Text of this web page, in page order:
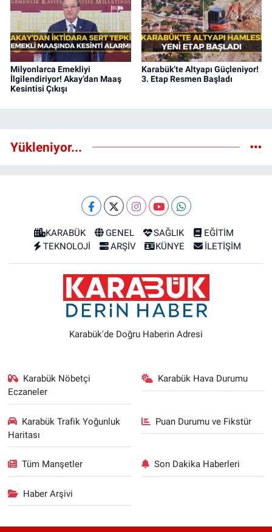
Milyonlarca Emekliyi
İlgilendiriyor! Akay’dan Maaş
Kesintisi Çıkışı
Karabük’te Altyapı Güçleniyor!
3. Etap Resmen Başladı
Yükleniyor...
KARABÜK GENEL SAĞLIK
EĞİTİM
TEKNOLOJİ
ARŞİV KÜNYE İLETİŞİM
Karabük'de Doğru Haberin Adresi
Karabük Nöbetçi
Eczaneler
Karabük Hava Durumu
Karabük Trafik Yoğunluk
Haritası
Puan Durumu ve Fikstür
Tüm Manşetler Son Dakika Haberleri
Haber Arşivi